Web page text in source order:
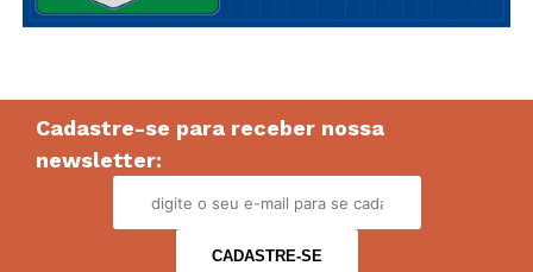
Cadastre-se para receber nossa
newsletter: